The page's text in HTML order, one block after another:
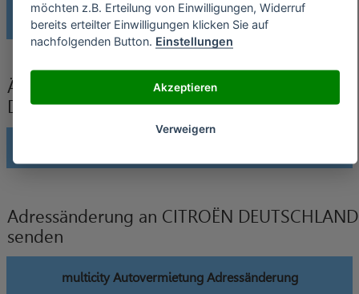
multicity Autovermietung widerrufen
Änderung der Bankverbindung an CITROËN
DEUTSCHLAND senden
Adressänderung an CITROËN DEUTSCHLAND
senden
multicity Autovermietung Adressänderung
möchten z.B. Erteilung von Einwilligungen, Widerruf
bereits erteilter Einwilligungen klicken Sie auf
nachfolgenden Button. Einstellungen
Akzeptieren
Verweigern